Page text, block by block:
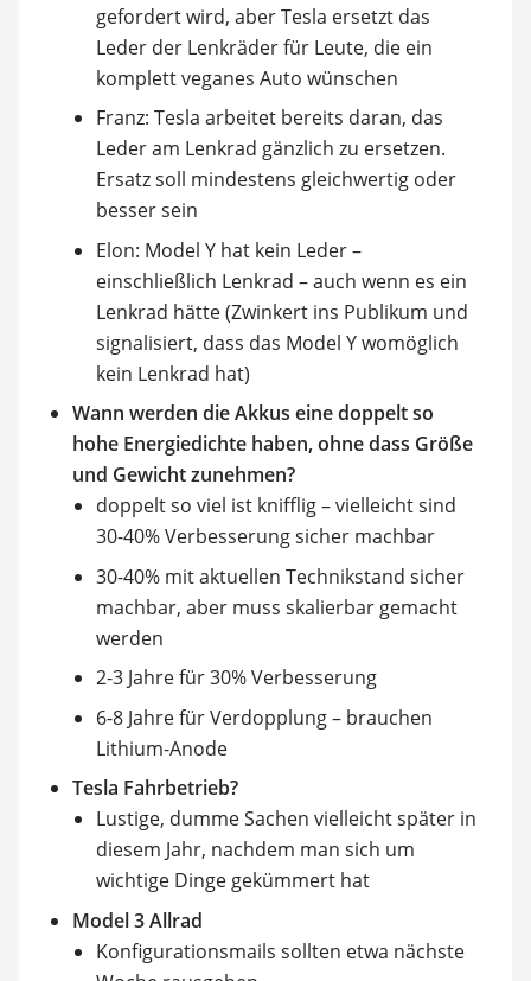
gefordert wird, aber Tesla ersetzt das
Leder der Lenkräder für Leute, die ein
komplett veganes Auto wünschen
Franz: Tesla arbeitet bereits daran, das
Leder am Lenkrad gänzlich zu ersetzen.
Ersatz soll mindestens gleichwertig oder
besser sein
Elon: Model Y hat kein Leder –
einschließlich Lenkrad – auch wenn es ein
Lenkrad hätte (Zwinkert ins Publikum und
signalisiert, dass das Model Y womöglich
kein Lenkrad hat)
Wann werden die Akkus eine doppelt so
hohe Energiedichte haben, ohne dass Größe
und Gewicht zunehmen?
doppelt so viel ist knifflig – vielleicht sind
30-40% Verbesserung sicher machbar
30-40% mit aktuellen Technikstand sicher
machbar, aber muss skalierbar gemacht
werden
2-3 Jahre für 30% Verbesserung
6-8 Jahre für Verdopplung – brauchen
Lithium-Anode
Tesla Fahrbetrieb?
Lustige, dumme Sachen vielleicht später in
diesem Jahr, nachdem man sich um
wichtige Dinge gekümmert hat
Model 3 Allrad
Konfigurationsmails sollten etwa nächste